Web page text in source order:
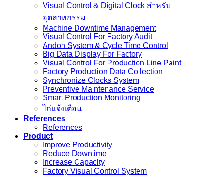
Visual Control & Digital Clock สำหรับ
อุตสาหกรรม
Machine Downtime Management
Visual Control For Factory Audit
Andon System & Cycle Time Control
Big Data Display For Factory
Visual Control For Production Line Paint
Factory Production Data Collection
Synchronize Clocks System
Preventive Maintenance Service
Smart Production Monitoring
ไก่แจ้งเตือน
References
References
Product
Improve Productivity
Reduce Downtime
Increase Capacity
Factory Visual Control System